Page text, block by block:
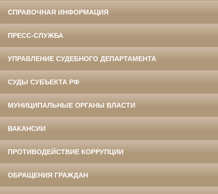
СПРАВОЧНАЯ ИНФОРМАЦИЯ
ПРЕСС-СЛУЖБА
УПРАВЛЕНИЕ СУДЕБНОГО ДЕПАРТАМЕНТА
СУДЫ СУБЪЕКТА РФ
МУНИЦИПАЛЬНЫЕ ОРГАНЫ ВЛАСТИ
ВАКАНСИИ
ПРОТИВОДЕЙСТВИЕ КОРРУПЦИИ
ОБРАЩЕНИЯ ГРАЖДАН